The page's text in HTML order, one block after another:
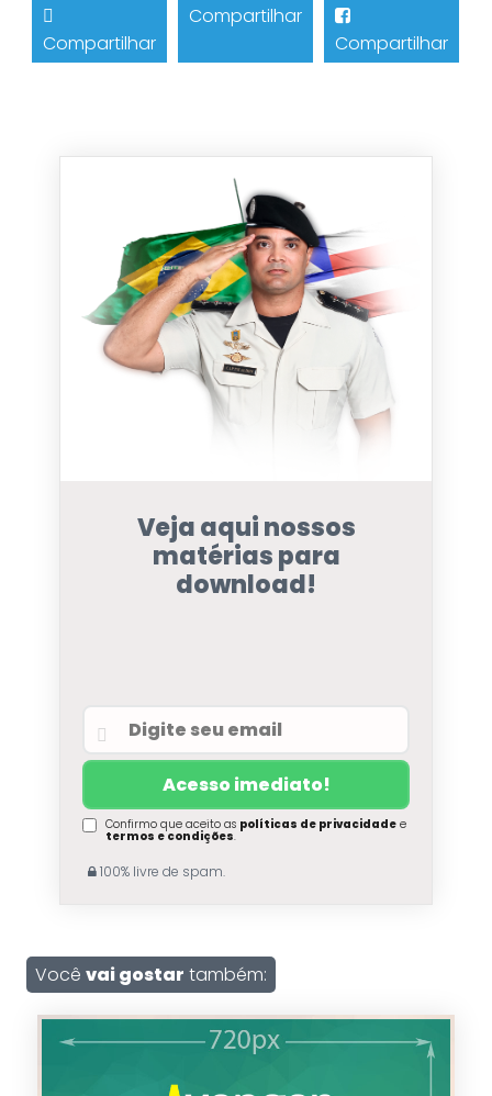
Compartilhar
Compartilhar
Compartilhar
Veja aqui nossos
matérias para
download!
Confirmo que aceito as políticas de privacidadee
termos e condições.
100% livre de spam.
Você vai gostar também: